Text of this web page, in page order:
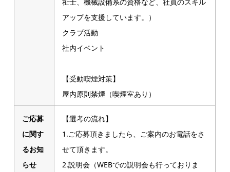
アップを支援しています。）
クラブ活動
社内イベント
【受動喫煙対策】
屋内原則禁煙（喫煙室あり）
ご応募
に関す
るお知
らせ
【選考の流れ】
1.ご応募頂きましたら、ご案内のお電話をさ
せて頂きます。
2.説明会（WEBでの説明会も行っておりま